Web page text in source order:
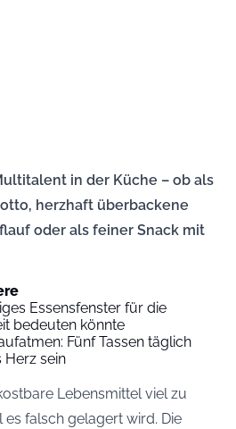
in der Küche – ob als
herzhaft überbackene
oder als feiner Snack mit
Essensfenster für die
bedeuten könnte
Fünf Tassen täglich
sein
Lebensmittel viel zu
es falsch gelagert wird. Die